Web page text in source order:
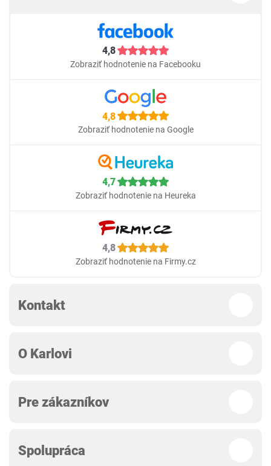
4,8
Zobraziť hodnotenie na Facebooku
4,8
Zobraziť hodnotenie na Google
4,7
Zobraziť hodnotenie na Heureka
4,8
Zobraziť hodnotenie na Firmy.cz
Kontakt
O Karlovi
Pre zákazníkov
Spolupráca